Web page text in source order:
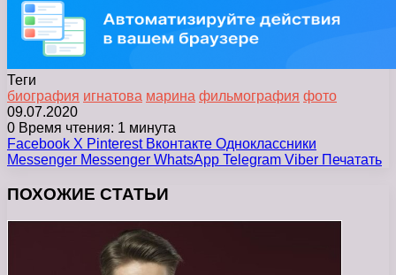
Теги
биография игнатова марина фильмография фото
09.07.2020
0 Время чтения: 1 минута
Facebook X Pinterest Вконтакте Одноклассники
Messenger Messenger WhatsApp Telegram Viber Печатать
ПОХОЖИЕ СТАТЬИ